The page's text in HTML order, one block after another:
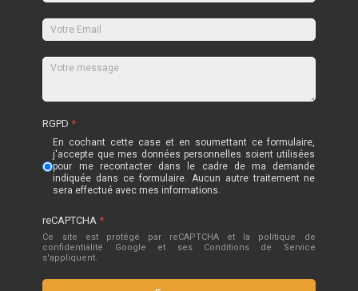
RGPD*
En cochant cette case et en soumettant ce formulaire,
j'accepte que mes données personnelles soient utilisées
pour me recontacter dans le cadre de ma demande
indiquée dans ce formulaire. Aucun autre traitement ne
sera effectué avec mes informations.
reCAPTCHA*
Ce site est protégé par reCAPTCHA et la politique de
confidentialité Google et
ses Conditions de Service
s'appliquent.